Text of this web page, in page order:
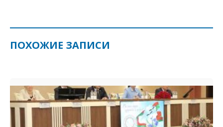
ПОХОЖИЕ ЗАПИСИ